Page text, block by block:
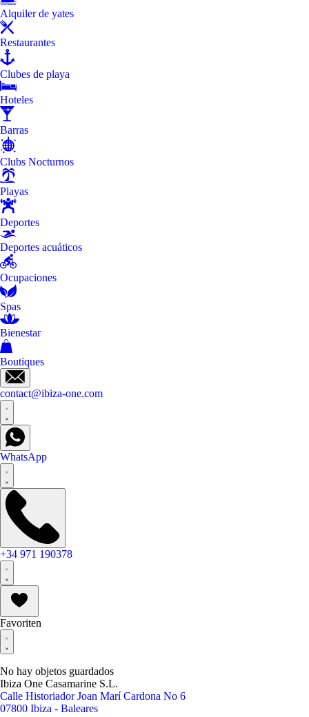
Alquiler de yates
Restaurantes
Clubes de playa
Hoteles
Barras
Clubs Nocturnos
Playas
Deportes
Deportes acuáticos
Ocupaciones
Spas
Bienestar
Boutiques
contact@ibiza-one.com
WhatsApp
+34 971 190378
Favoriten
No hay objetos guardados
Ibiza One Casamarine S.L.
Calle Historiador Joan Marí Cardona No 6
07800 Ibiza - Baleares